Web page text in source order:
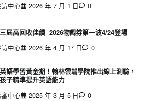
中心
2026 年 7 月 1 日 0
屆高回收佳績 2026物調券第一波4/24登場
中心
2026 年 4 月 17 日 0
語學習黃金期！翰林雲端學院推出線上測驗，
子精準提升英語能力
中心
2025 年 3 月 5 日 0